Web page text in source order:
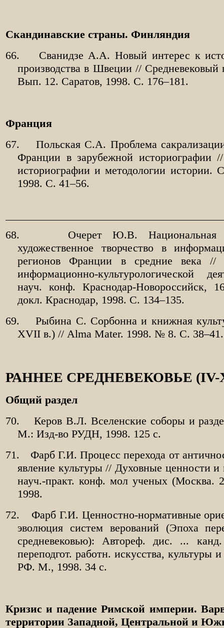
Скандинавские страны. Финляндия
66.
Сванидзе А.А. Новый интерес к
производства в Швеции // Средневековый
Вып. 12. Саратов, 1998. С. 176–181.
Франция
67.
Польская С.А. Проблема
Франции в зарубежной историографии
историографии и методологии истории.
1998. С. 41–56.
68.
Очерет Ю.В. Национальная
художественное творчество в
регионов Франции в средние века //
информационно-культурологической
науч. конф. Краснодар-Новороссийск,
докл. Краснодар, 1998. С. 134–135.
69.
Рыбина С. Сорбонна и книжная
XVII в.) // Alma Mater. 1998. № 8. С. 38–41.
РАННЕЕ СРЕДНЕВЕКОВЬЕ (IV-
Общий раздел
70.
Керов В.Л. Вселенские соборы и
М.: Изд-во РУДН, 1998. 125 с.
71.
Фарб Г.И. Процесс перехода от
явление культуры // Духовные ценности и
науч.-практ. конф. мол ученых (Москва.
1998.
72.
Фарб Г.И. Ценностно-нормативные
эволюция систем верований (Эпоха
средневековью): Автореф. дис. ...
переподгот. работн. искусства,
РФ. М., 1998. 34 с.
Кризис и падение Римской империи.
территории Западной, Центральной и